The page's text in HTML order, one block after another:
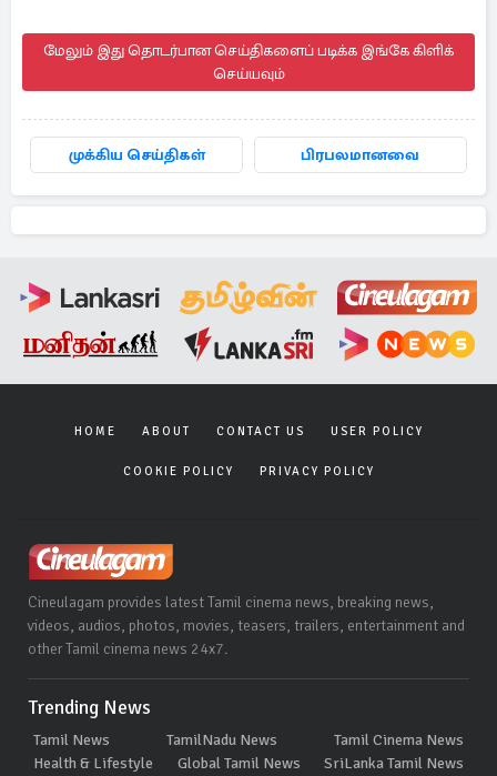
மேலும் இது தொடர்பான செய்திகளைப் படிக்க இங்கே கிளிக்
செய்யவும்
முக்கிய செய்திகள் பிரபலமானவை
HOME ABOUT CONTACT US USER POLICY
COOKIE POLICY PRIVACY POLICY
Cineulagam provides latest Tamil cinema news, breaking news,
videos, audios, photos, movies, teasers, trailers, entertainment and
other Tamil cinema news 24x7.
Trending News
Tamil News TamilNadu News
Tamil Cinema News
Health & Lifestyle
Global Tamil News SriLanka Tamil News